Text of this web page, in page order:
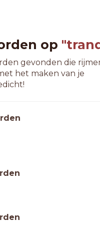
op
gevonden die
het maken van je